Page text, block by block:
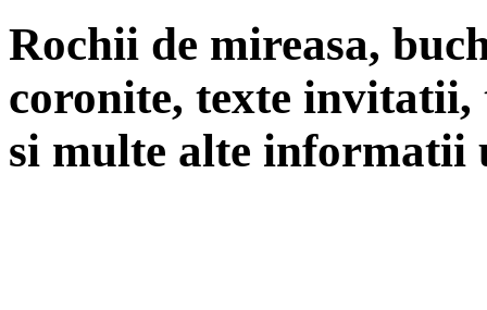
Rochii de mireasa,
coronite, texte
si multe alte informatii